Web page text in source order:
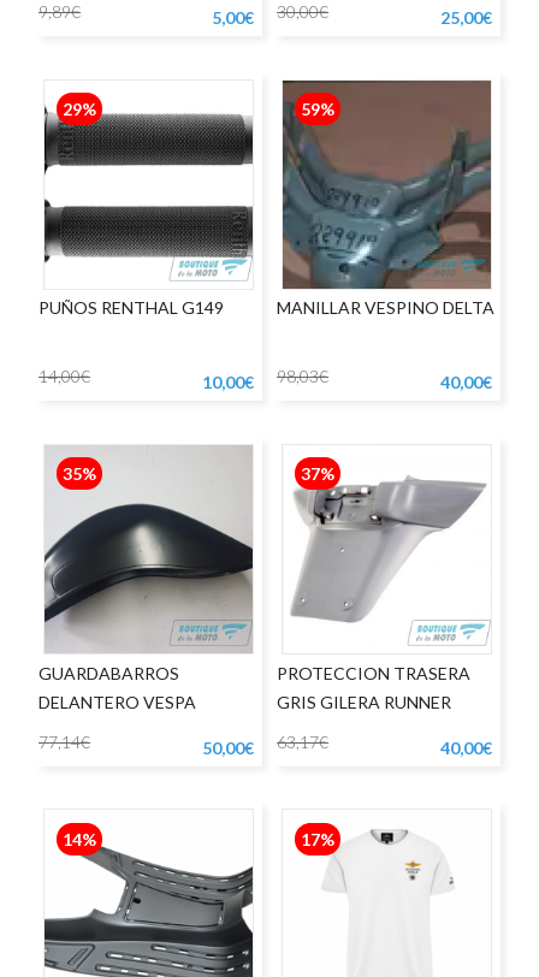
9,89€ 5,00€ 30,00€ 25,00€
29%
PUÑOS RENTHAL G149
14,00€ 10,00€
59%
MANILLAR VESPINO DELTA
98,03€ 40,00€
35%
GUARDABARROS
DELANTERO VESPA
77,14€ 50,00€
37%
PROTECCION TRASERA
GRIS GILERA RUNNER
63,17€
40,00€
14% 17%